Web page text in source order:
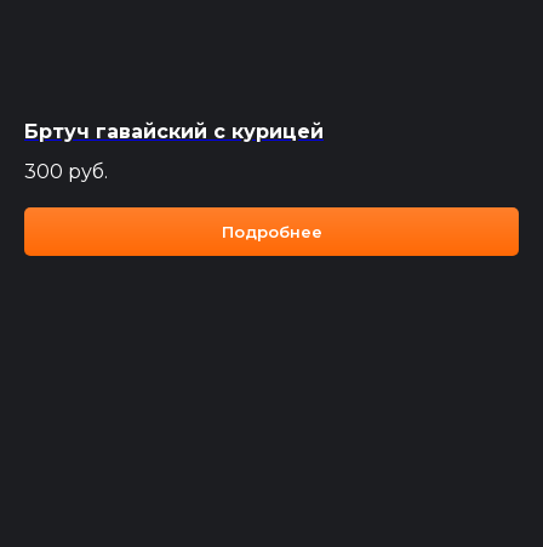
Бртуч гавайский с курицей
300 руб.
Подробнее